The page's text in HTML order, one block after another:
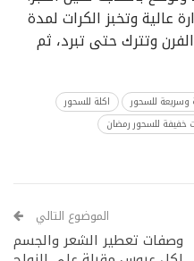
عالية وتخبز الكرات لمدة
وتترك حتى تبرد، ثم
للسحور
اكلة للسحور
خفيفة للسحور رمضان
الموضوع التالي
وصفات تعطير الشعر والجسم